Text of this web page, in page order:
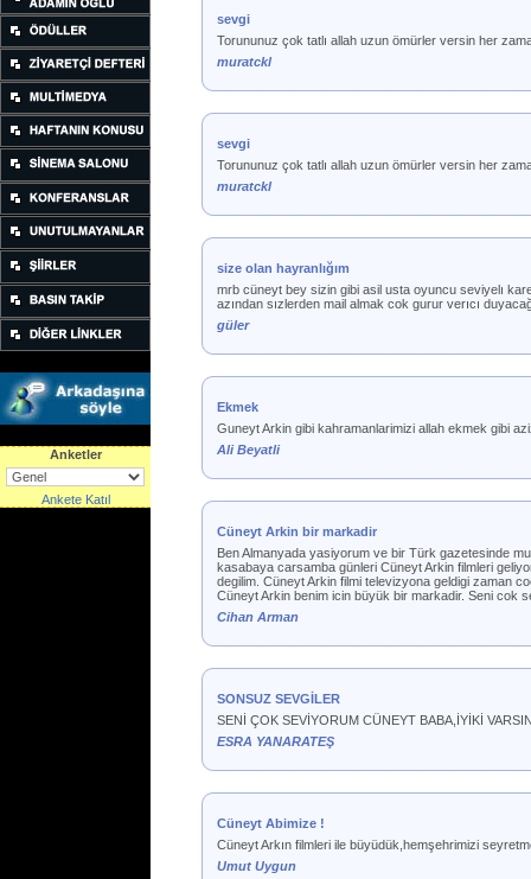
Anketler
Ankete Katıl
sevgi
Torununuz çok tatlı allah uzun ömürler versin her
muratckl
sevgi
Torununuz çok tatlı allah uzun ömürler versin her
muratckl
size olan hayranlığım
mrb cüneyt bey sizin gibi asil usta oyuncu seviyelı
azından sızlerden mail almak cok gurur verıcı
güler
Ekmek
Guneyt Arkin gibi kahramanlarimizi allah ekmek gibi
Ali Beyatli
Cüneyt Arkin bir markadir
Ben Almanyada yasiyorum ve bir Türk gazetesinde
kasabaya carsamba günleri Cüneyt Arkin filmleri
degilim. Cüneyt Arkin filmi televizyona geldigi zaman
Cüneyt Arkin benim icin büyük bir markadir. Seni cok
Cihan Arman
SONSUZ SEVGİLER
SENİ ÇOK SEVİYORUM CÜNEYT BABA,İYİKİ
ESRA YANARATEŞ
Cüneyt Abimize !
Cüneyt Arkın filmleri ile büyüdük,hemşehrimizi
Umut Uygun